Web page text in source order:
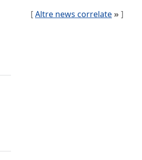
[Altre news correlate » ]